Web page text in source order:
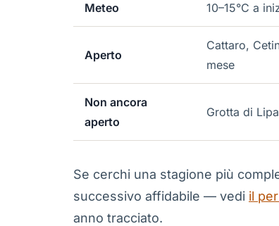
Meteo 10–15°C a
Aperto
Cattaro,
mese
Non ancora
aperto
Grotta di
Se cerchi una stagione più
successivo affidabile — vedi il
anno tracciato.